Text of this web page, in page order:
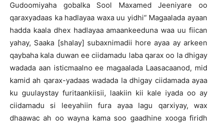
Gudoomiyaha gobalka Sool Maxamed Jeeniyare oo
qaraxyadaas ka hadlayaa waxa uu yidhi“ Magaalada ayaan
hadda kaala dhex hadlayaa amaankeeduna waa uu fiican
yahay, Saaka [shalay] subaxnimadii hore ayaa ay arkeen
qaybaha kala duwan ee ciidamadu laba qarax oo la dhigay
wadada aan isticmaalno ee magaalada Laasacaanod, mid
kamid ah qarax-yadaas wadada la dhigay ciidamada ayaa
ku guulaystay furitaankiisii, laakiin kii kale iyada oo ay
ciidamadu si leeyahiin fura ayaa lagu qarxiyay, wax
dhaawac ah oo wayna kama soo gaadhine xooga firidh